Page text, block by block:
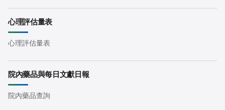
心理評估量表
心理評估量表
院內藥品與每日文獻日報
院內藥品查詢